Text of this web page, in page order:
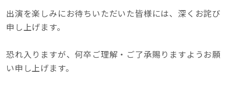
出演を楽しみにお待ちいただいた皆様には、深くお詫び
申し上げます。
恐れ入りますが、何卒ご理解・ご了承賜りますようお願
い申し上げます。